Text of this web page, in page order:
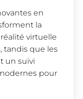
en
la
virtuelle
tandis que les
un suivi
pour